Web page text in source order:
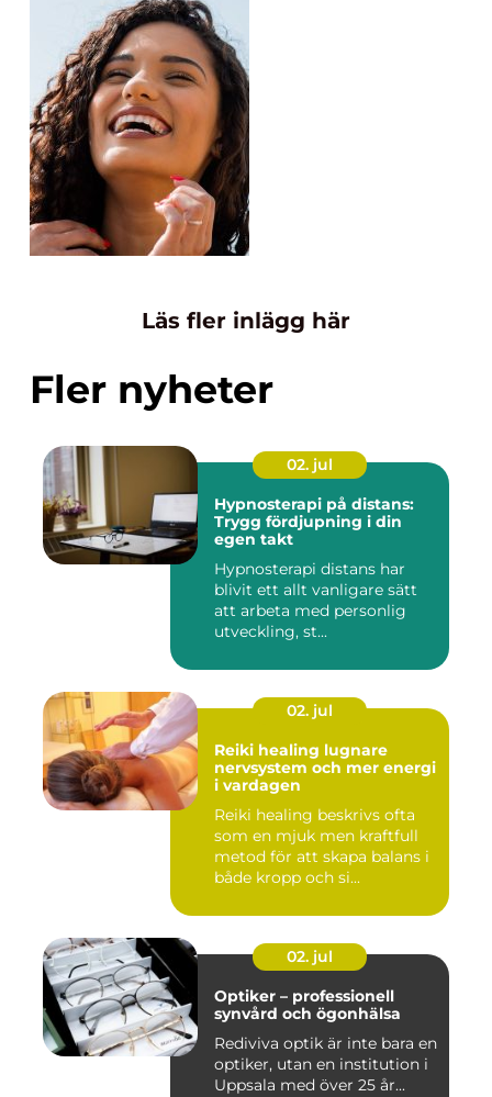
Läs fler inlägg här
Fler nyheter
02. jul
Hypnosterapi på distans:
Trygg fördjupning i din
egen takt
Hypnosterapi distans har
blivit ett allt vanligare sätt
att arbeta med personlig
utveckling, st...
02. jul
Reiki healing lugnare
nervsystem och mer energi
i vardagen
Reiki healing beskrivs ofta
som en mjuk men kraftfull
metod för att skapa balans i
både kropp och si...
02. jul
Optiker – professionell
synvård och ögonhälsa
Rediviva optik är inte bara en
optiker, utan en institution i
Uppsala med över 25 år...